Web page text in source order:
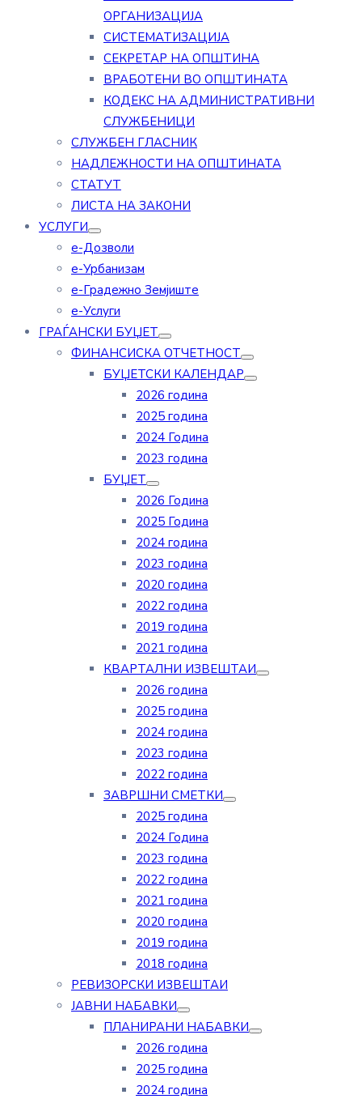
ОРГАНИЗАЦИЈА
СИСТЕМАТИЗАЦИЈА
СЕКРЕТАР НА ОПШТИНА
ВРАБОТЕНИ ВО ОПШТИНАТА
КОДЕКС НА АДМИНИСТРАТИВНИ
СЛУЖБЕНИЦИ
СЛУЖБЕН ГЛАСНИК
НАДЛЕЖНОСТИ НА ОПШТИНАТА
СТАТУТ
ЛИСТА НА ЗАКОНИ
УСЛУГИ
е-Дозволи
е-Урбанизам
е-Градежно Земјиште
е-Услуги
ГРАЃАНСКИ БУЏЕТ
ФИНАНСИСКА ОТЧЕТНОСТ
БУЏЕТСКИ КАЛЕНДАР
2026 година
2025 година
2024 Година
2023 година
БУЏЕТ
2026 Година
2025 Година
2024 година
2023 година
2020 година
2022 година
2019 година
2021 година
КВАРТАЛНИ ИЗВЕШТАИ
2026 година
2025 година
2024 година
2023 година
2022 година
ЗАВРШНИ СМЕТКИ
2025 година
2024 Година
2023 година
2022 година
2021 година
2020 година
2019 година
2018 година
РЕВИЗОРСКИ ИЗВЕШТАИ
ЈАВНИ НАБАВКИ
ПЛАНИРАНИ НАБАВКИ
2026 година
2025 година
2024 година